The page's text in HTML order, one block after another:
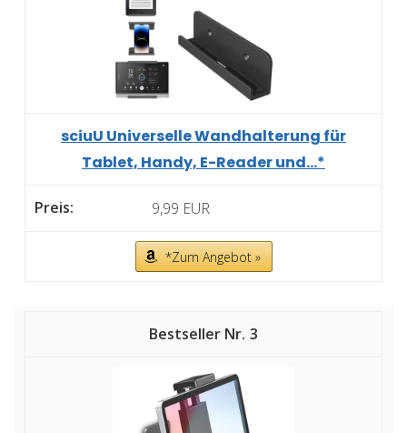
sciuU Universelle Wandhalterung für
Tablet, Handy, E-Reader und...*
9,99 EUR
*Zum Angebot »
3